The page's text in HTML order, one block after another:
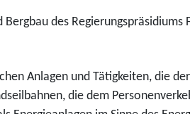
des
Anlagen und Tätigkeiten, die
die dem